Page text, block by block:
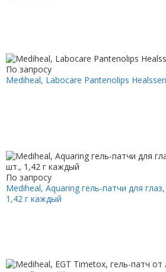
По запросу
Mediheal, Labocare Pantenolips
По запросу
Mediheal, Aquaring гель-патчи для
1,42 г каждый